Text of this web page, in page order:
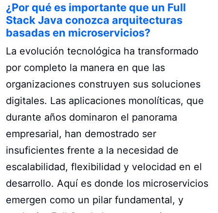
¿Por qué es importante que un Full
Stack Java conozca arquitecturas
basadas en microservicios?
La evolución tecnológica ha transformado
por completo la manera en que las
organizaciones construyen sus soluciones
digitales. Las aplicaciones monolíticas, que
durante años dominaron el panorama
empresarial, han demostrado ser
insuficientes frente a la necesidad de
escalabilidad, flexibilidad y velocidad en el
desarrollo. Aquí es donde los microservicios
emergen como un pilar fundamental, y